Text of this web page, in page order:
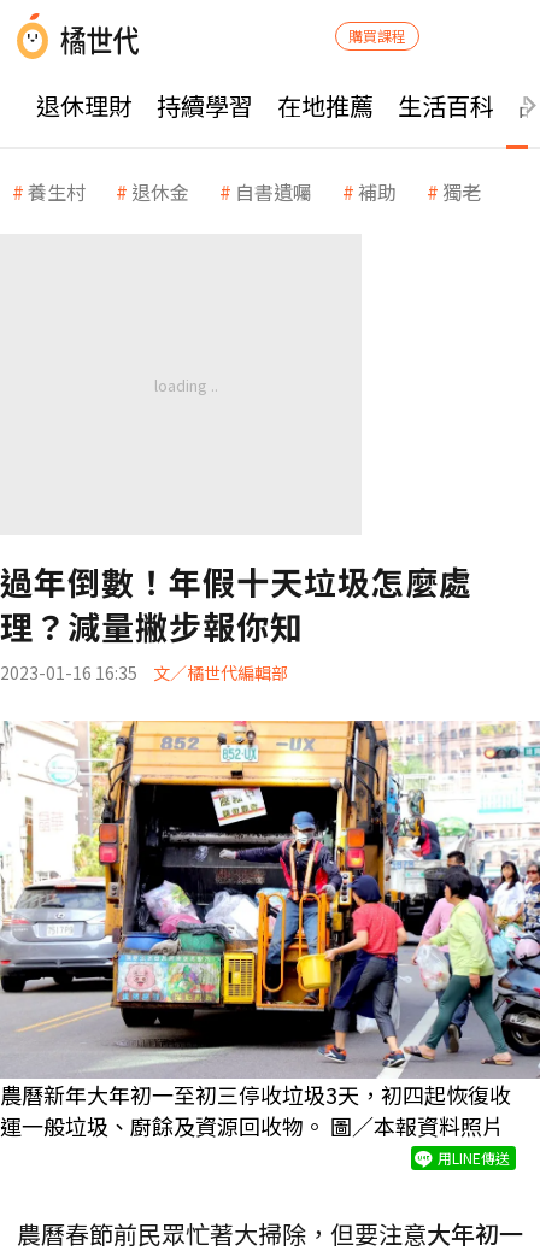
購買課程
退休理財 持續學習 在地推薦 生活百科
養生村 退休金 自書遺囑 補助 獨老
過年倒數！年假十天垃圾怎麼處
理？減量撇步報你知
2023-01-16 16:35 文／橘世代編輯部
農曆新年大年初一至初三停收垃圾3天，初四起恢復收
運一般垃圾、廚餘及資源回收物。 圖／本報資料照片
用LINE傳送
農曆春節前民眾忙著大掃除，但要注意大年初一